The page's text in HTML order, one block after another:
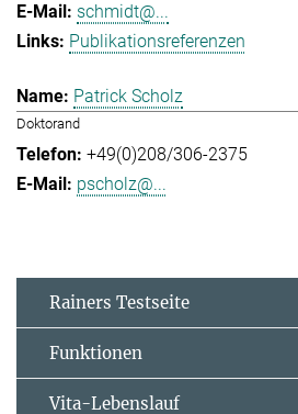
schmidt@...
Publikationsreferenzen
Patrick Scholz
Doktorand
+49(0)208/306-2375
pscholz@...
Rainers Testseite
Funktionen
Vita-Lebenslauf